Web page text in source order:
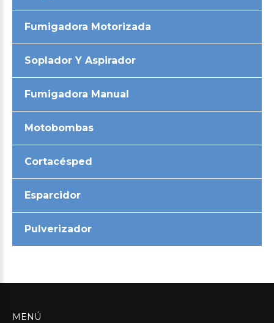
Fumigadora Motorizada
Soplador Y Aspirador
Fumigadora Manual
Motobombas
Cortacésped
Esparcidor
Pulverizador
MENÚ